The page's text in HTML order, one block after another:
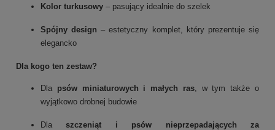
Kolor turkusowy – pasujący idealnie do szelek
Spójny design – estetyczny komplet, który prezentuje się
elegancko
Dla kogo ten zestaw?
Dla psów miniaturowych i małych ras, w tym także o
wyjątkowo drobnej budowie
Dlaszczeniąt i psów nieprzepadających za